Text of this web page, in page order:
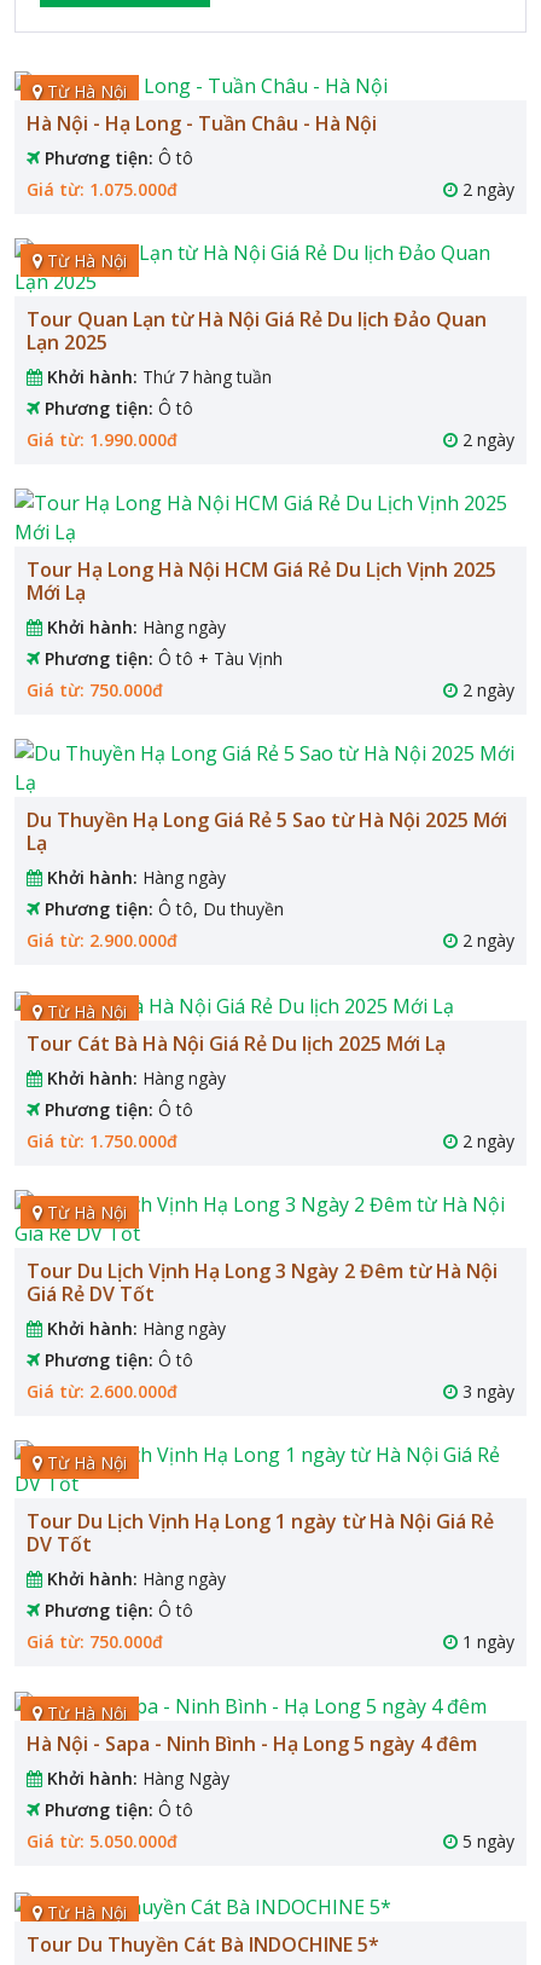
Từ Hà Nội
Hà Nội - Hạ Long - Tuần Châu - Hà Nội
Phương tiện: Ô tô
Giá từ: 1.075.000đ
2 ngày
Từ Hà Nội
Tour Quan Lạn từ Hà Nội Giá Rẻ Du lịch Đảo Quan
Lạn 2025
Khởi hành: Thứ 7 hàng tuần
Phương tiện: Ô tô
Giá từ: 1.990.000đ
2 ngày
Tour Hạ Long Hà Nội HCM Giá Rẻ Du Lịch Vịnh 2025
Mới Lạ
Khởi hành: Hàng ngày
Phương tiện: Ô tô + Tàu Vịnh
Giá từ: 750.000đ
2 ngày
Du Thuyền Hạ Long Giá Rẻ 5 Sao từ Hà Nội 2025 Mới
Lạ
Khởi hành: Hàng ngày
Phương tiện: Ô tô, Du thuyền
Giá từ: 2.900.000đ
2 ngày
Từ Hà Nội
Tour Cát Bà Hà Nội Giá Rẻ Du lịch 2025 Mới Lạ
Khởi hành: Hàng ngày
Phương tiện: Ô tô
Giá từ: 1.750.000đ
2 ngày
Từ Hà Nội
Tour Du Lịch Vịnh Hạ Long 3 Ngày 2 Đêm từ Hà Nội
Giá Rẻ DV Tốt
Khởi hành: Hàng ngày
Phương tiện: Ô tô
Giá từ: 2.600.000đ
3 ngày
Từ Hà Nội
Tour Du Lịch Vịnh Hạ Long 1 ngày từ Hà Nội Giá Rẻ
DV Tốt
Khởi hành: Hàng ngày
Phương tiện: Ô tô
Giá từ: 750.000đ
1 ngày
Từ Hà Nội
Hà Nội - Sapa - Ninh Bình - Hạ Long 5 ngày 4 đêm
Khởi hành: Hàng Ngày
Phương tiện: Ô tô
Giá từ: 5.050.000đ
5 ngày
Từ Hà Nội
Tour Du Thuyền Cát Bà INDOCHINE 5*